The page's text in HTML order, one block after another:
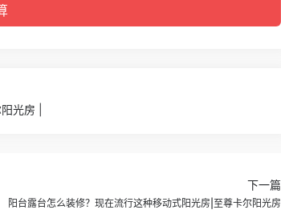
光房 |
下一篇
阳台露台怎么装修？现在流行这种移动式阳光房|至尊卡尔阳光房